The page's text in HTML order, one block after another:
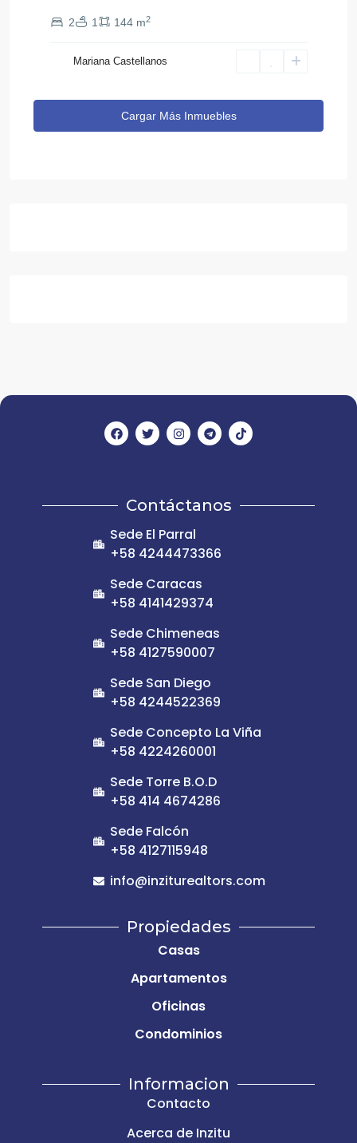
2 1 144 m2
Mariana Castellanos
Cargar Más Inmuebles
Contáctanos
Sede El Parral
+58 4244473366
Sede Caracas
+58 4141429374
Sede Chimeneas
+58 4127590007
Sede San Diego
+58 4244522369
Sede Concepto La Viña
+58 4224260001
Sede Torre B.O.D
+58 414 4674286
Sede Falcón
+58 4127115948
info@inziturealtors.com
Propiedades
Casas
Apartamentos
Oficinas
Condominios
Informacion
Contacto
Acerca de Inzitu